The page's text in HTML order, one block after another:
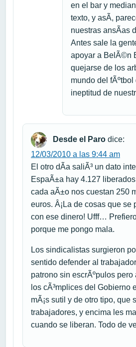
en el bar y
texto, y asÃ­,
nuestras ansÃ­as
Antes sale la
apoyar a BelÃ©n
quejarse de los
mundo del fÃºtbol
ineptitud de
Desde el Paro dice:
12/03/2010 a las 9:44 am
El otro dÃ­a saliÃ³ un dato
EspaÃ±a hay 4.127
cada aÃ±o nos cuestan 250
euros. Â¡La de cosas que se
con ese dinero! Ufff…
porque me pongo mala.
Los sindicalistas surgieron
sentido defender al
patrono sin escrÃºpulos
los cÃ³mplices del Gobierno
mÃ¡s sutil y de otro tipo, que
trabajadores, y encima les
cuando se liberan. Todo de